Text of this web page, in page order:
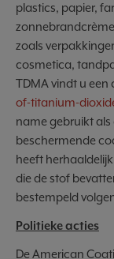
plastics, papier,
zoals
cosmetica,
TDMA vindt u
of-titanium-
name gebruikt als
beschermende
heeft
die de stof
bestempeld
Politieke acties
De American